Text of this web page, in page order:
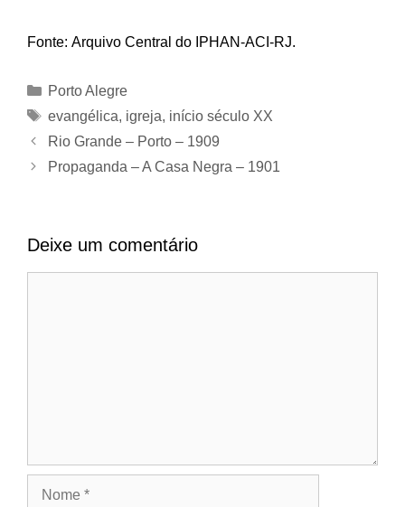
Fonte: Arquivo Central do IPHAN-ACI-RJ.
Categorias
Porto Alegre
Tags
evangélica, igreja, início século XX
Rio Grande – Porto – 1909
Propaganda – A Casa Negra – 1901
Deixe um comentário